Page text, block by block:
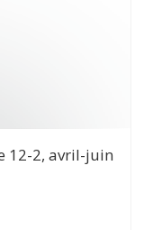
12-2, avril-juin